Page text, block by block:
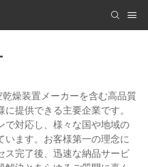
燥装置メーカーを含む高品質
提供できる主要企業です。
で対応し、様々な国や地域の
います。お客様第一の理念に
ス完了後、迅速な納品サービ